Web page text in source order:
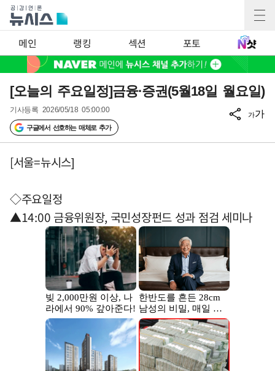
메인 랭킹 섹션 포토
[오늘의 주요일정]금융·증권(5월18일 월요일)
기사등록 2026/05/18 05:00:00
구글에서 선호하는 매체로 추가
가가
[서울=뉴시스]
◇주요일정
▲14:00 금융위원장, 국민성장펀드 성과 점검 세미나